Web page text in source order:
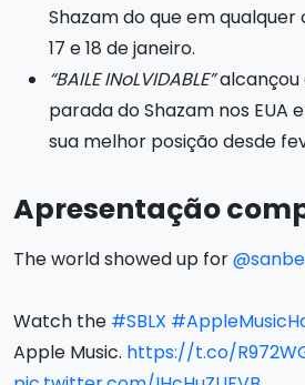
Shazam do que em qualquer
17 e 18 de janeiro.
“BAILE INoLVIDABLE”alcançou
parada do Shazam nos EUA
sua melhor posição desde
Apresentação
The world showed up for
Watch the #SBLX
Apple Music. https://t.co/